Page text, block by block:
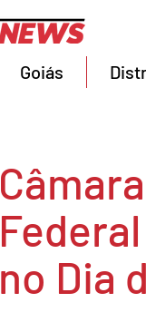
Goiás
no Dia